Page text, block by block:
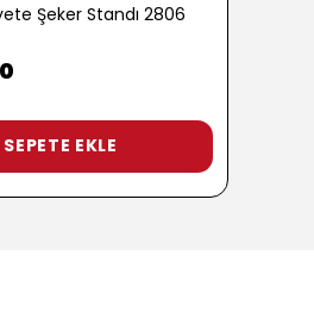
Şeker Standı 2806
SEPETE EKLE